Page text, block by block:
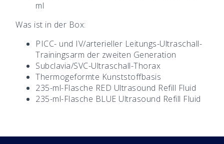
ml
Was ist in der Box:
PICC- und IV/arterieller Leitungs-Ultraschall-
Trainingsarm der zweiten Generation
Subclavia/SVC-Ultraschall-Thorax
Thermogeformte Kunststoffbasis
235-ml-Flasche RED Ultrasound Refill Fluid
235-ml-Flasche BLUE Ultrasound Refill Fluid